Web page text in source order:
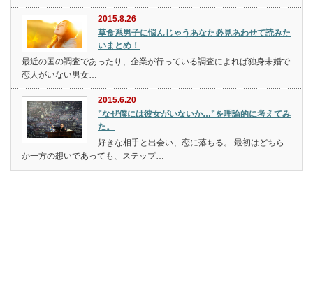
2015.8.26
草食系男子に悩んじゃうあなた必見あわせて読みた
いまとめ！
最近の国の調査であったり、企業が行っている調査によれば独身未婚で
恋人がいない男女…
2015.6.20
”なぜ僕には彼女がいないか…”を理論的に考えてみ
た。
好きな相手と出会い、恋に落ちる。 最初はどちら
か一方の想いであっても、ステップ…